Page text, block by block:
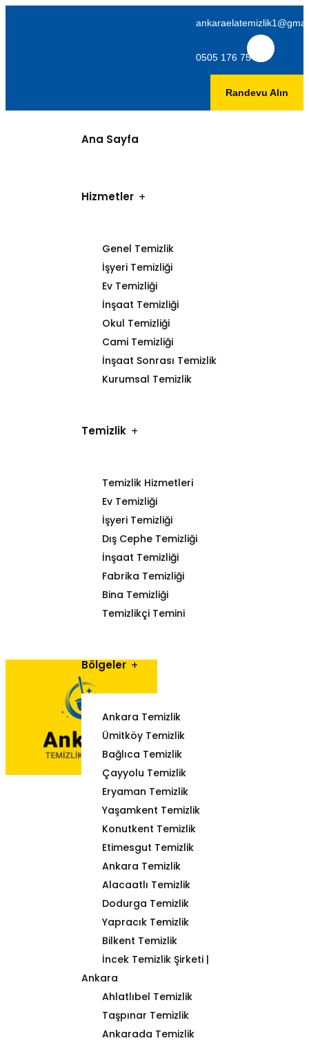
0505 176 75 06
Randevu Alın
Ana Sayfa
Hizmetler
Genel Temizlik
İşyeri Temizliği
Ev Temizliği
İnşaat Temizliği
Okul Temizliği
Cami Temizliği
İnşaat Sonrası Temizlik
Kurumsal Temizlik
Temizlik
Temizlik Hizmetleri
Ev Temizliği
İşyeri Temizliği
Dış Cephe Temizliği
İnşaat Temizliği
Fabrika Temizliği
Bina Temizliği
Temizlikçi Temini
Bölgeler
Ankara Temizlik
Ümitköy Temizlik
Bağlıca Temizlik
Çayyolu Temizlik
Eryaman Temizlik
Yaşamkent Temizlik
Konutkent Temizlik
Etimesgut Temizlik
Ankara Temizlik
Alacaatlı Temizlik
Dodurga Temizlik
Yapracık Temizlik
Bilkent Temizlik
İncek Temizlik Şirketi |
Ankara
Ahlatlıbel Temizlik
Taşpınar Temizlik
Ankarada Temizlik